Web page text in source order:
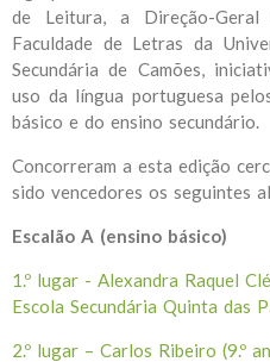
de Leitura, a Direção-Geral
Faculdade de Letras da
Secundária de Camões,
uso da língua portuguesa
básico e do ensino secundário.
Concorreram a esta edição
sido vencedores os seguintes
Escalão A (ensino básico)
1.º lugar - Alexandra Raquel
Escola Secundária Quinta das
2.º lugar – Carlos Ribeiro (9.º